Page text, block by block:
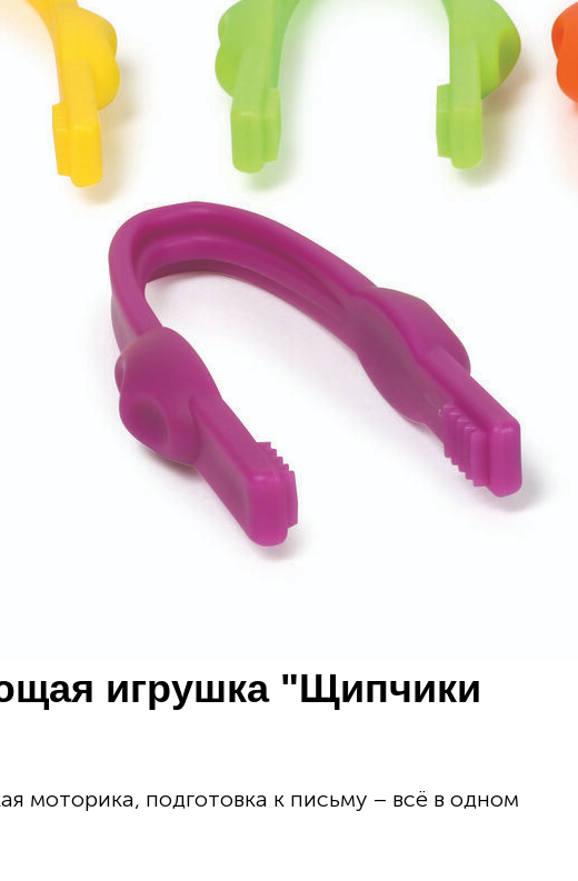
игрушка "Щипчики
моторика, подготовка к письму – всё в одном